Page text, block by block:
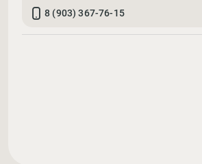
8 (903) 367-76-15